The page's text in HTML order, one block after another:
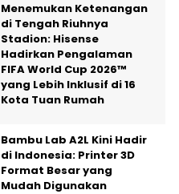
Menemukan Ketenangan
di Tengah Riuhnya
Stadion: Hisense
Hadirkan Pengalaman
FIFA World Cup 2026™
yang Lebih Inklusif di 16
Kota Tuan Rumah
Bambu Lab A2L Kini Hadir
di Indonesia: Printer 3D
Format Besar yang
Mudah Digunakan